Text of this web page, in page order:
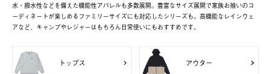
水・撥水性などを備えた機能性アパレルも多数展開。豊富なサイズ展開で家族お揃いのコ
ーディネートが楽しめるファミリーサイズにも対応したシリーズも。高機能なレインウェ
アなど、キャンプやレジャーはもちろん日常使いにもおすすめです。
トップス アウター